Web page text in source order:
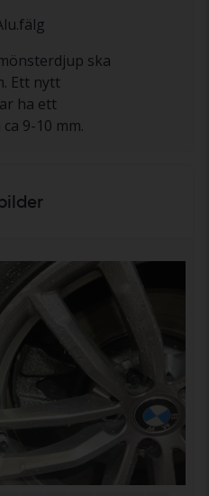
ska
Ett nytt
ha ett
9-10 mm.